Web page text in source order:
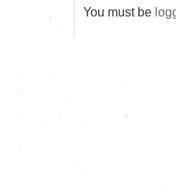
You must be